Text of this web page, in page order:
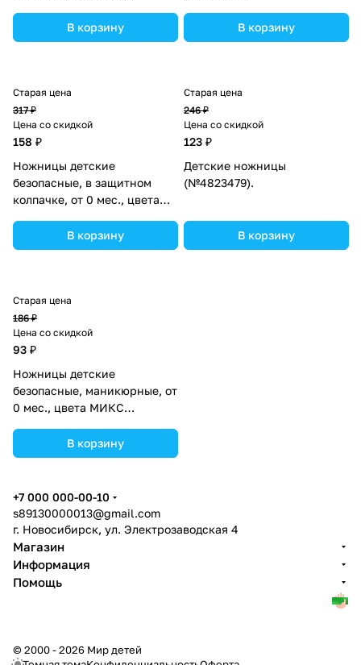
В корзину В корзину
Старая цена
317 ₽
Цена со скидкой
158 ₽
Ножницы детские
безопасные, в защитном
колпачке, от 0 мес., цвета
В корзину
Старая цена
246 ₽
Цена со скидкой
123 ₽
Детские ножницы
(№4823479).
В корзину
Старая цена
186 ₽
Цена со скидкой
93 ₽
Ножницы детские
безопасные, маникюрные, от
0 мес., цвета МИКС
В корзину
+7 000 000-00-10
s89130000013@gmail.com
г. Новосибирск, ул. Электрозаводская 4
Магазин
Информация
Помощь
© 2000 - 2026 Мир детей